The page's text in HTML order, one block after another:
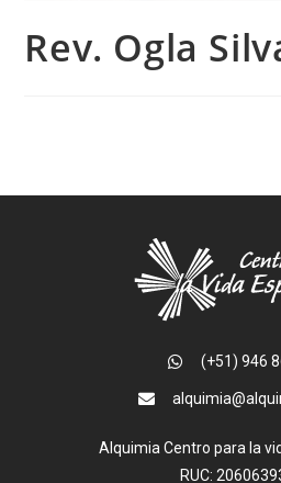
Rev. Ogla
(+51) 946
Alquimia Centro para la
RUC: